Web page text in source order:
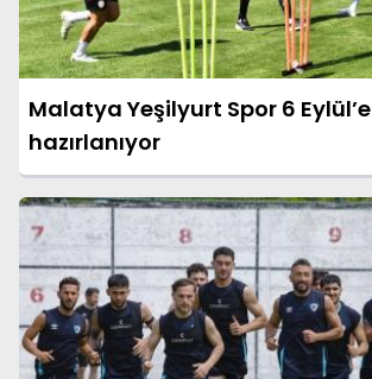
Malatya Yeşilyurt Spor 6 Eylül’e
hazırlanıyor